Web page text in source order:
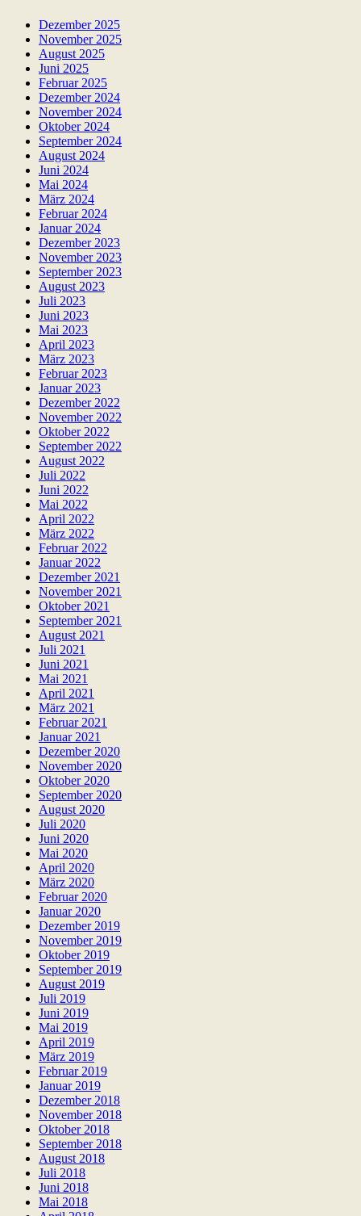
Dezember 2025
November 2025
August 2025
Juni 2025
Februar 2025
Dezember 2024
November 2024
Oktober 2024
September 2024
August 2024
Juni 2024
Mai 2024
März 2024
Februar 2024
Januar 2024
Dezember 2023
November 2023
September 2023
August 2023
Juli 2023
Juni 2023
Mai 2023
April 2023
März 2023
Februar 2023
Januar 2023
Dezember 2022
November 2022
Oktober 2022
September 2022
August 2022
Juli 2022
Juni 2022
Mai 2022
April 2022
März 2022
Februar 2022
Januar 2022
Dezember 2021
November 2021
Oktober 2021
September 2021
August 2021
Juli 2021
Juni 2021
Mai 2021
April 2021
März 2021
Februar 2021
Januar 2021
Dezember 2020
November 2020
Oktober 2020
September 2020
August 2020
Juli 2020
Juni 2020
Mai 2020
April 2020
März 2020
Februar 2020
Januar 2020
Dezember 2019
November 2019
Oktober 2019
September 2019
August 2019
Juli 2019
Juni 2019
Mai 2019
April 2019
März 2019
Februar 2019
Januar 2019
Dezember 2018
November 2018
Oktober 2018
September 2018
August 2018
Juli 2018
Juni 2018
Mai 2018